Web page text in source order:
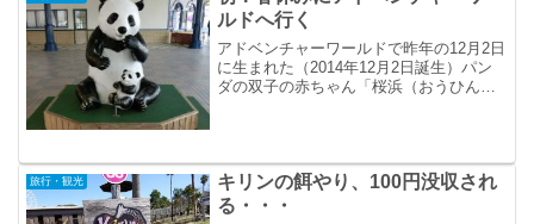
ルドへ行く
アドベンチャーワールドで昨年の​1​2​月​2​日​
に生まれた（2014年12月2日誕生）パン
ダの双子の赤ちゃん​「​桜​浜​（お​う​ひ​ん）​
旅行・観光
キリンの餌やり、100円没収され
る・・・